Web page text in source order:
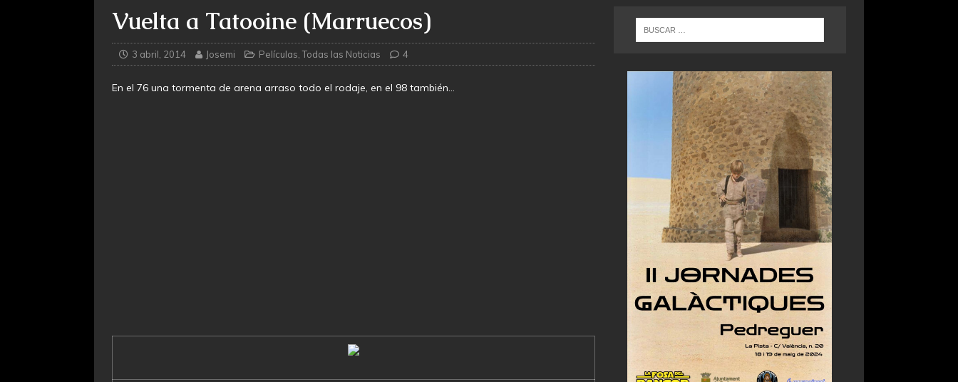
Vuelta a Tatooine (Marruecos)
3 abril, 2014 Josemi Películas ,Todas las Noticias 4
En el 76 una tormenta de arena arraso todo el rodaje, en el 98 también…